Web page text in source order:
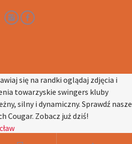
się na randki oglądaj zdjęcia i
towarzyskie swingers kluby
silny i dynamiczny. Sprawdź nasze
Cougar. Zobacz już dziś!